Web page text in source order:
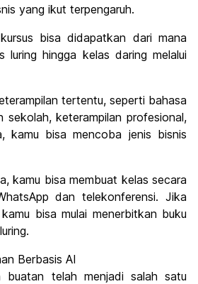
yang ikut terpengaruh.
bisa didapatkan dari mana
luring hingga kelas daring melalui
tertentu, seperti bahasa
sekolah, keterampilan profesional,
kamu bisa mencoba jenis bisnis
kamu bisa membuat kelas secara
dan telekonferensi. Jika
bisa mulai menerbitkan buku
Berbasis AI
buatan telah menjadi salah satu